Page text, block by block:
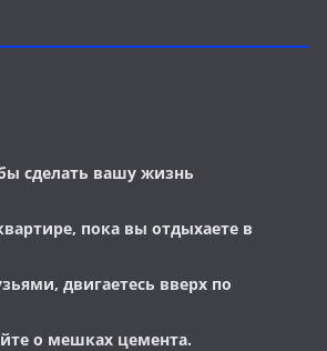
сделать вашу жизнь
пока вы отдыхаете в
двигаетесь вверх по
о мешках цемента.